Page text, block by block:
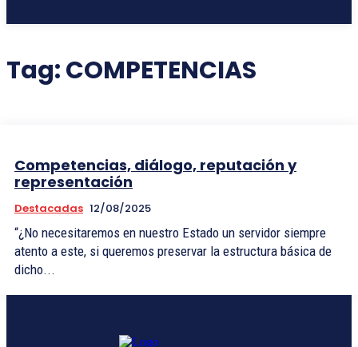
Tag:COMPETENCIAS
Competencias, diálogo, reputación y
representación
Destacadas 12/08/2025
“¿No necesitaremos en nuestro Estado un servidor siempre
atento a este, si queremos preservar la estructura básica de
dicho...